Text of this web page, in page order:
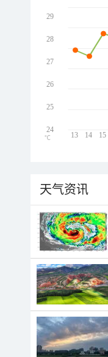
13 14 15
29
28
27
26
25
24
℃
天气资讯